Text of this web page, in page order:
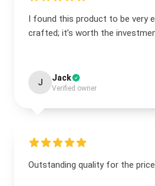
I found this product to be very
crafted; it’s worth the
J Jack
Verified owner
Outstanding quality for the